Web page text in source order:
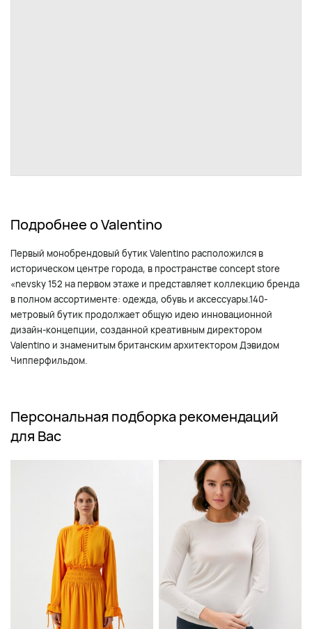
Подробнее о Valentino
Первый монобрендовый бутик Valentino расположился в
историческом центре города, в пространстве concept store
«nevsky 152 на первом этаже и представляет коллекцию бренда
в полном ассортименте: одежда, обувь и аксессуары.140-
метровый бутик продолжает общую идею инновационной
дизайн-концепции, созданной креативным директором
Valentino и знаменитым британским архитектором Дэвидом
Чипперфильдом.
Персональная подборка рекомендаций
для Вас